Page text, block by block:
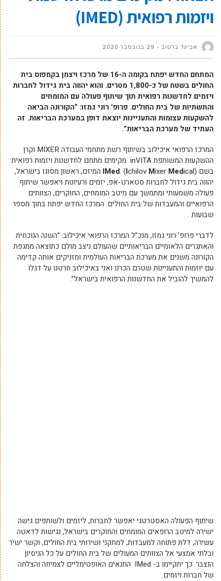
ויזמות רפואית (IMED)
אביעד ברטוב 29 בנובמבר 2020
המתחם החדש יפתח בקומה ה-16 של מרכז ויצמן בקמפוס בית
החולים בשטח של כ-1,800 מטרים. והוא יהווה בית גידול לחברות
ויזמים לחדשנות רפואית תוך שיתוף פעולה עם המומחים
והתשתיות של בית החולים. פרופ’ רוני גמזו: “הקורונה הביאה
להשקעות עצומות והתעניינות יוצאת דופן במערכת הבריאות. זה
העתיד של מערכת הבריאות”.
המרכז הרפואי איכילוב בשיתוף רשת מתחמי העבודה MIXER וקרן
ההשקעות המשותפת inVITA מקימים מתחם לחדשנות ויזמות רפואית
בשם
IMed. (Ichilov Mixer Med
ical) המיזם, ראשון מסוגו בישראל,
יהווה בית גידול לחברות סטארט-אפ, יזמים ורעיונות ויאפשר שיתוף
פעולה משמעותי ומתמשך עם מיטב המומחים, החוקרים, הצוותים
הרפואיים והמעבדות של בית החולים. המרכז החדש יפתח בתוך מספר
שבועות .
לדברי פרופ’ רוני גמזו, מנכ”ל המרכז הרפואי איכילוב: “השנה הנוכחית
והאתגרים הלאומיים הבריאותיים שהעולם ניצב מולם כתוצאה ממגפת
הקורונה משנים את מערכת הבריאות העולמית ומזניקים אותה קדימה
עם יוזמות והתעניינות שטרם הכרנו ואני באיכילוב חרטנו על דגלו
להמשיך להוביל את החדשנות הרפואית בישראל”.
שיתוף הפעולה האסטרטגי יאפשר לחברות, ליזמים ולשותפים גישה
ישירה למיטב הרופאים המומחים והחוקרים בישראל, נגישות לדאטה
עשירה, דלת פתוחה למעבדות, למתקני ושירותי בית החולים, וקשר ישיר
ובלתי אמצעי אל הצוותים המעולים של בית החולים על כל הניסיון
הנצבר. כך יתקיימו ב- IMed התנאים האופטימליים לצמיחה והצלחה
של חברות ויזמים.